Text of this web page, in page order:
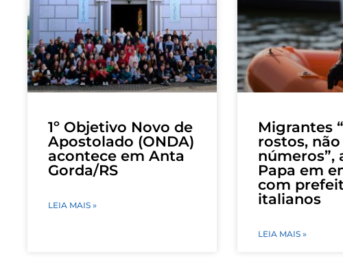
1º Objetivo Novo de
Apostolado (ONDA)
acontece em Anta
Gorda/RS
LEIA MAIS »
Migrantes
rostos, não
números”,
Papa em
com
italianos
LEIA MAIS »